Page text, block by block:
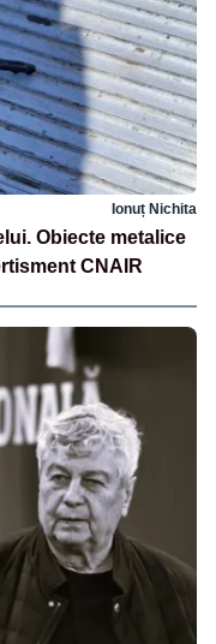
Ionuț Nichita
Obiecte metalice
CNAIR